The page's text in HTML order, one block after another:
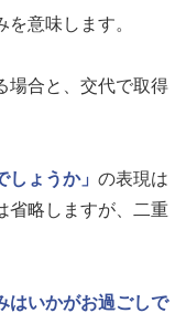
意味します。
場合と、交代で取得
しょうか」 の表現は
省略しますが、二重
はいかがお過ごしで